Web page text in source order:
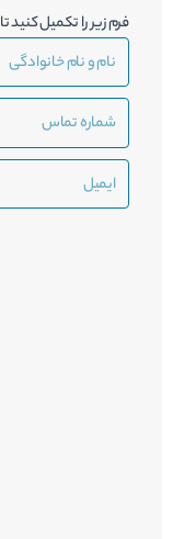
فرم زیر را تکمیل
نام
نام
خانوادگی
شماره
ایمیل